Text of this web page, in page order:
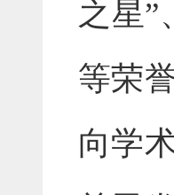
之星”
等荣
向学